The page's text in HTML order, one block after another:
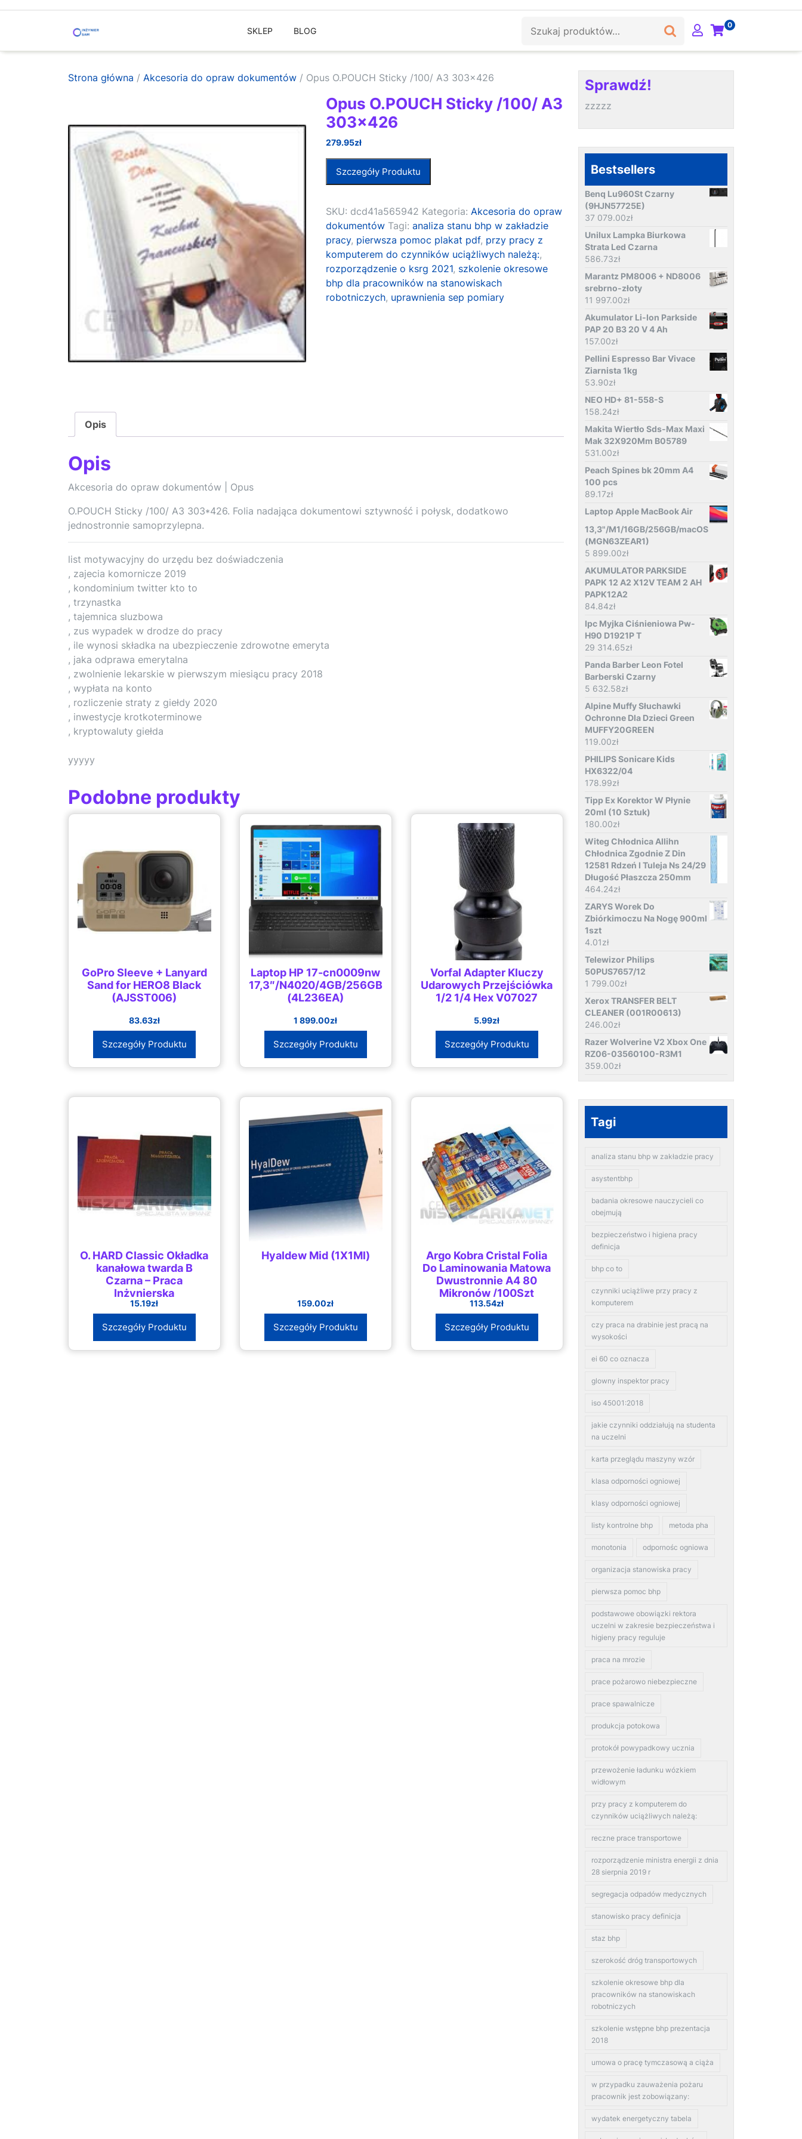
SKLEP BLOG
0
Strona główna / Akcesoria do opraw dokumentów / Opus O.POUCH Sticky /100/ A3 303×426
Opus O.POUCH Sticky /100/ A3
303×426
279.95zł
Szczegóły Produktu
SKU: dcd41a565942 Kategoria:Akcesoria do opraw
dokumentów Tagi:analiza stanu bhp w zakładzie
pracy, pierwsza pomoc plakat pdf, przy pracy z
komputerem do czynników uciążliwych należą:,
rozporządzenie o ksrg 2021, szkolenie okresowe
bhp dla pracowników na stanowiskach
robotniczych, uprawnienia sep pomiary
Opis
Opis
Akcesoria do opraw dokumentów | Opus
O.POUCH Sticky /100/ A3 303*426. Folia nadająca dokumentowi sztywność i połysk, dodatkowo
jednostronnie samoprzylepna.
list motywacyjny do urzędu bez doświadczenia
, zajecia komornicze 2019
, kondominium twitter kto to
, trzynastka
, tajemnica sluzbowa
, zus wypadek w drodze do pracy
, ile wynosi składka na ubezpieczenie zdrowotne emeryta
, jaka odprawa emerytalna
, zwolnienie lekarskie w pierwszym miesiącu pracy 2018
, wypłata na konto
, rozliczenie straty z giełdy 2020
, inwestycje krotkoterminowe
, kryptowaluty giełda
yyyyy
Podobne produkty
GoPro Sleeve + Lanyard
Sand for HERO8 Black
(AJSST006)
83.63zł
Szczegóły Produktu
Laptop HP 17-cn0009nw
17,3″/N4020/4GB/256GB/Win10
(4L236EA)
1 899.00zł
Szczegóły Produktu
Vorfal Adapter Kluczy
Udarowych Przejściówka
1/2 1/4 Hex V07027
5.99zł
Szczegóły Produktu
O. HARD Classic Okładka
kanałowa twarda B
Czarna – Praca
Inżynierska
15.19zł
Szczegóły Produktu
Hyaldew Mid (1X1Ml)
159.00zł
Szczegóły Produktu
Argo Kobra Cristal Folia
Do Laminowania Matowa
Dwustronnie A4 80
Mikronów /100Szt
113.54zł
Szczegóły Produktu
Sprawdź!
zzzzz
Bestsellers
Benq Lu960St Czarny
(9HJN57725E)
37 079.00zł
Unilux Lampka Biurkowa
Strata Led Czarna
586.73zł
Marantz PM8006 + ND8006
srebrno-złoty
11 997.00zł
Akumulator Li-Ion Parkside
PAP 20 B3 20 V 4 Ah
157.00zł
Pellini Espresso Bar Vivace
Ziarnista 1kg
53.90zł
NEO HD+ 81-558-S
158.24zł
Makita Wiertło Sds-Max Maxi
Mak 32X920Mm B05789
531.00zł
Peach Spines bk 20mm A4
100 pcs
89.17zł
Laptop Apple MacBook Air
13,3"/M1/16GB/256GB/macOS
(MGN63ZEAR1)
5 899.00zł
AKUMULATOR PARKSIDE
PAPK 12 A2 X12V TEAM 2 AH
PAPK12A2
84.84zł
Ipc Myjka Ciśnieniowa Pw-
H90 D1921P T
29 314.65zł
Panda Barber Leon Fotel
Barberski Czarny
5 632.58zł
Alpine Muffy Słuchawki
Ochronne Dla Dzieci Green
MUFFY20GREEN
119.00zł
PHILIPS Sonicare Kids
HX6322/04
178.99zł
Tipp Ex Korektor W Płynie
20ml (10 Sztuk)
180.00zł
Witeg Chłodnica Allihn
Chłodnica Zgodnie Z Din
12581 Rdzeń I Tuleja Ns 24/29
Długość Płaszcza 250mm
464.24zł
ZARYS Worek Do
Zbiórkimoczu Na Nogę 900ml
1szt
4.01zł
Telewizor Philips
50PUS7657/12
1 799.00zł
Xerox TRANSFER BELT
CLEANER (001R00613)
246.00zł
Razer Wolverine V2 Xbox One
RZ06-03560100-R3M1
359.00zł
Tagi
analiza stanu bhp w zakładzie pracy
asystentbhp
badania okresowe nauczycieli co
obejmują
bezpieczeństwo i higiena pracy
definicja
bhp co to
czynniki uciążliwe przy pracy z
komputerem
czy praca na drabinie jest pracą na
wysokości
ei 60 co oznacza
glowny inspektor pracy
iso 45001:2018
jakie czynniki oddziałują na studenta
na uczelni
karta przeglądu maszyny wzór
klasa odporności ogniowej
klasy odporności ogniowej
listy kontrolne bhp metoda pha
monotonia odpornośc ogniowa
organizacja stanowiska pracy
pierwsza pomoc bhp
podstawowe obowiązki rektora
uczelni w zakresie bezpieczeństwa i
higieny pracy reguluje
praca na mrozie
prace pożarowo niebezpieczne
prace spawalnicze
produkcja potokowa
protokół powypadkowy ucznia
przewożenie ładunku wózkiem
widłowym
przy pracy z komputerem do
czynników uciążliwych należą:
reczne prace transportowe
rozporządzenie ministra energii z dnia
28 sierpnia 2019 r
segregacja odpadów medycznych
stanowisko pracy definicja
staz bhp
szerokość dróg transportowych
szkolenie okresowe bhp dla
pracowników na stanowiskach
robotniczych
szkolenie wstępne bhp prezentacja
2018
umowa o pracę tymczasową a ciąża
w przypadku zauważenia pożaru
pracownik jest zobowiązany:
wydatek energetyczny tabela